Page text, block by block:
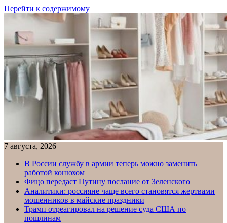
Перейти к содержимому
7 августа, 2026
В России службу в армии теперь можно заменить
работой конюхом
Фицо передаст Путину послание от Зеленского
Аналитики: россияне чаще всего становятся жертвами
мошенников в майские праздники
Трамп отреагировал на решение суда США по
пошлинам